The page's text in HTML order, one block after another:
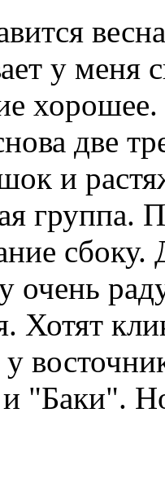
у меня
хорошее.
две
и
группа.
очень
Хотят
у
"Баки".